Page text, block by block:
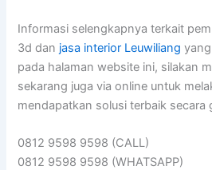
Informasi selengkapnya terkait
3d dan jasa interior Leuwiliang
pada halaman website ini, silakan
sekarang juga via online untuk
mendapatkan solusi terbaik secara
0812 9598 9598 (CALL)
0812 9598 9598 (WHATSAPP)